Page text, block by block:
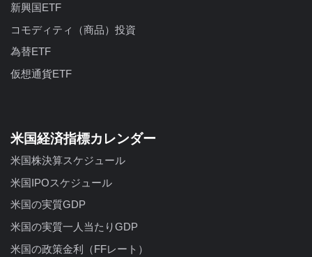
新興国ETF
コモディティ（商品）投資
為替ETF
仮想通貨ETF
米国経済指標カレンダー
米国株決算スケジュール
米国IPOスケジュール
米国の実質GDP
米国の実質一人当たりGDP
米国の政策金利（FFレート）